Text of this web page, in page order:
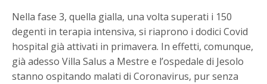
Nella fase 3, quella gialla, una volta superati i 150
degenti in terapia intensiva, si riaprono i dodici Covid
hospital già attivati in primavera. In effetti, comunque,
già adesso Villa Salus a Mestre e l’ospedale di Jesolo
stanno ospitando malati di Coronavirus, pur senza